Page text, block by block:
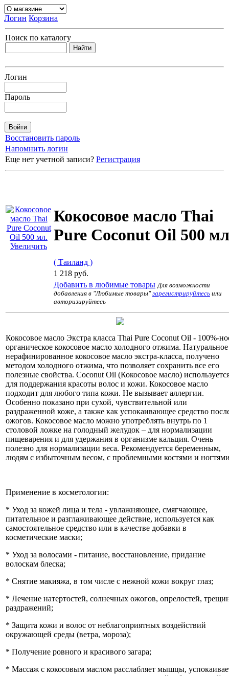
Логин Корзина
Поиск по каталогу
Логин
Пароль
Восстановить пароль
Напомнить логин
Еще нет учетной записи? Регистрация
Увеличить
Кокосовое масло Thai
Pure Coconut Oil 500
( Таиланд )
1 218 руб.
Добавить в любимые товары Для возможности
добавления в "Любимые товары"зарегистрируйтесь или
авторизируйтесь
Кокосовое масло Экстра класса Thai Pure Coconut Oil - 100%-
органическое кокосовое масло холодного отжима. Натуральное
нерафинированное кокосовое масло экстра-класса, получено
методом холодного отжима, что позволяет сохранить все его
полезные свойства. Coconut Oil (Кокосовое масло)
для поддержания красоты волос и кожи. Кокосовое масло
подходит для любого типа кожи. Не вызывает аллергии.
Особенно показано при сухой, чувствительной или
раздраженной коже, а также как успокаивающее средство
ожогов. Кокосовое масло можно употреблять внутрь по 1
столовой ложке на голодный желудок – для нормализации
пищеварения и для удержания в организме кальция. Очень
полезно для нормализации веса. Рекомендуется беременным,
людям с избыточным весом, с проблемными костями и
Применение в косметологии:
* Уход за кожей лица и тела - увлажняющее, смягчающее,
питательное и разглаживающее действие, используется как
самостоятельное средство или в качестве добавки в
косметические маски;
* Уход за волосами - питание, восстановление, придание
волоскам блеска;
* Снятие макияжа, в том числе с нежной кожи вокруг глаз;
* Лечение натертостей, солнечных ожогов, опрелостей,
раздражений;
* Защита кожи и волос от неблагоприятных воздействий
окружающей среды (ветра, мороза);
* Получение ровного и красивого загара;
* Массаж с кокосовым маслом расслабляет мышцы,